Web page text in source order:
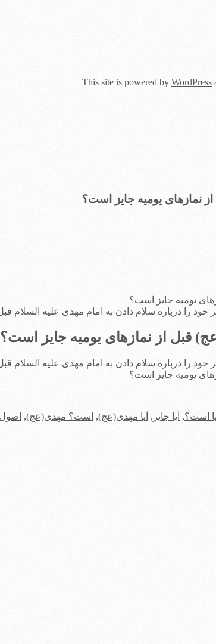
نمازهای یومیه جایز است؟
یومیه جایز است؟
را درباره سلام دادن به امام مهدی علیه السلام
قبل از نمازهای یومیه جایز است؟
را درباره سلام دادن به امام مهدی علیه السلام
یومیه جایز است؟
آیا است؟, آیا جایز , آیا مهدی(عج), است؟ مهدی(عج),
This site is powered by WordPress